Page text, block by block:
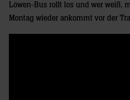
Löwen-Bus rollt los und wer weiß,
Montag wieder ankommt vor der